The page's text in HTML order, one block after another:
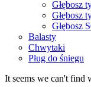
Głębosz
Głębosz
Głębosz
Balasty
Chwytaki
Pług do śniegu
It seems we can't find